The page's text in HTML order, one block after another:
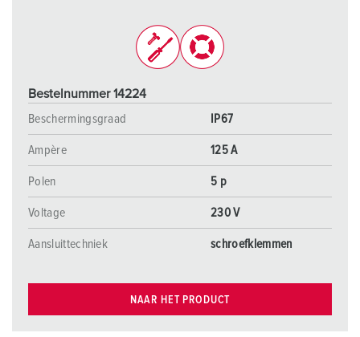
Bestelnummer 14224
Beschermingsgraad
IP67
Ampère 125 A
Polen 5 p
Voltage 230 V
Aansluittechniek schroefklemmen
NAAR HET PRODUCT